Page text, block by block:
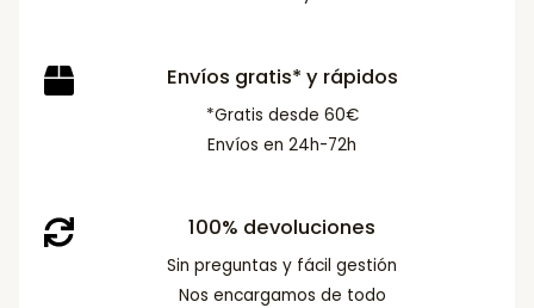
Envíos gratis* y rápidos
*Gratis desde 60€
Envíos en 24h-72h
100% devoluciones
Sin preguntas y fácil gestión
Nos encargamos de todo